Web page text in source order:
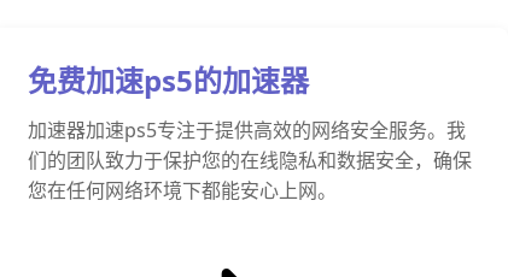
免费加速ps5的加速器
加速器加速ps5专注于提供高效的网络安全服务。我
们的团队致力于保护您的在线隐私和数据安全，确保
您在任何网络环境下都能安心上网。